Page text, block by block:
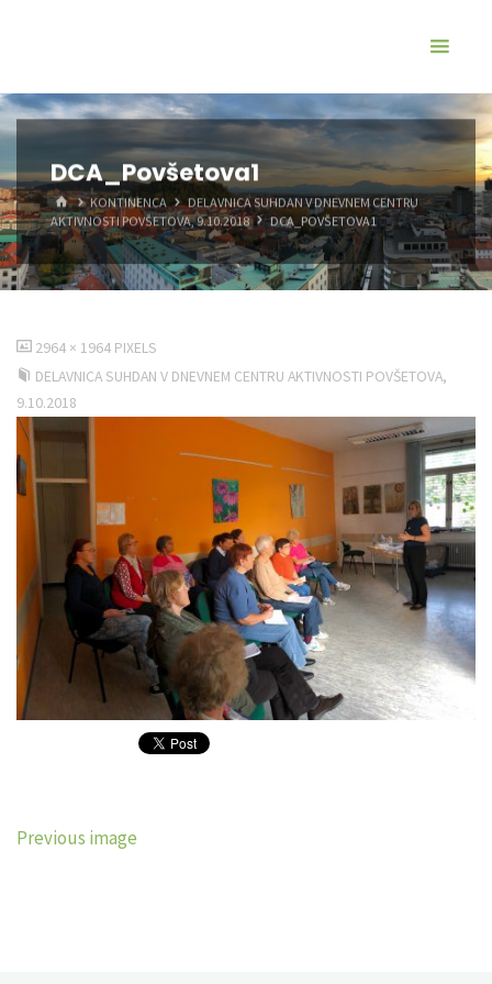
DCA_Povšetova1
KONTINENCA
DELAVNICA SUHDAN V DNEVNEM CENTRU
AKTIVNOSTI POVŠETOVA, 9.10.2018
DCA_POVŠETOVA1
2964 × 1964 PIXELS
DELAVNICA SUHDAN V DNEVNEM CENTRU AKTIVNOSTI POVŠETOVA,
9.10.2018
Previous image